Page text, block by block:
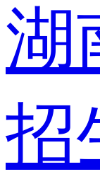
湖
招